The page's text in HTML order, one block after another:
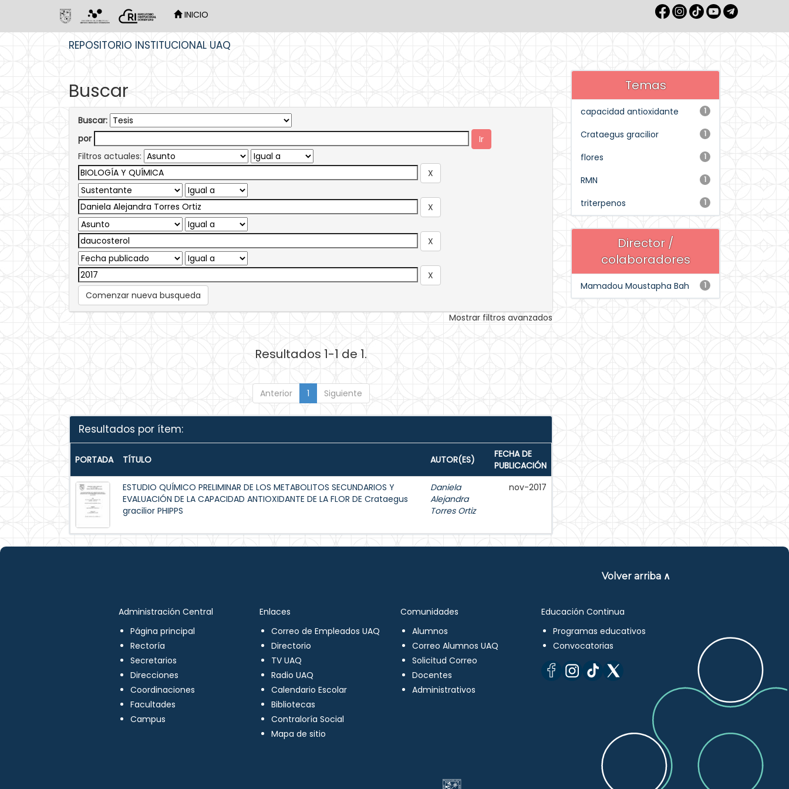
INICIO
REPOSITORIO INSTITUCIONAL UAQ
Buscar
Buscar:
por
Filtros actuales:
Comenzar nueva busqueda
Mostrar filtros avanzados
Resultados 1-1 de 1.
Anterior 1 Siguiente
Resultados por ítem:
PORTADA TÍTULO AUTOR(ES)
FECHA DE
PUBLICACIÓN
ESTUDIO QUÍMICO PRELIMINAR DE LOS METABOLITOS SECUNDARIOS Y
EVALUACIÓN DE LA CAPACIDAD ANTIOXIDANTE DE LA FLOR DE Crataegus
gracilior PHIPPS
Daniela
Alejandra
Torres Ortiz
nov-2017
Temas
1
capacidad antioxidante
1
Crataegus gracilior
1
flores
1
RMN
1
triterpenos
Director /
colaboradores
1
Mamadou Moustapha Bah
Volver arriba ∧
Administración Central
Página principal
Rectoría
Secretarios
Direcciones
Coordinaciones
Facultades
Campus
Enlaces
Correo de Empleados UAQ
Directorio
TV UAQ
Radio UAQ
Calendario Escolar
Bibliotecas
Contraloría Social
Mapa de sitio
Comunidades
Alumnos
Correo Alumnos UAQ
Solicitud Correo
Docentes
Administrativos
Educación Continua
Programas educativos
Convocatorias